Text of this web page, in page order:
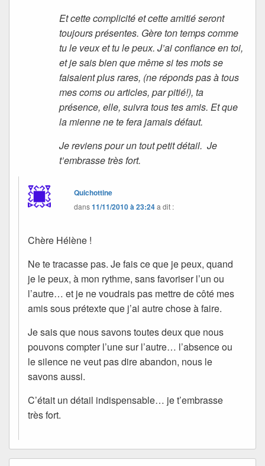
Et cette complicité et cette amitié seront
toujours présentes. Gère ton temps comme
tu le veux et tu le peux. J’ai confiance en toi,
et je sais bien que même si tes mots se
faisaient plus rares, (ne réponds pas à tous
mes coms ou articles, par pitié!), ta
présence, elle, suivra tous tes amis. Et que
la mienne ne te fera jamais défaut.
Je reviens pour un tout petit détail. Je
t’embrasse très fort.
Quichottine
dans11/11/2010 à 23:24a dit :
Chère Hélène !
Ne te tracasse pas. Je fais ce que je peux, quand
je le peux, à mon rythme, sans favoriser l’un ou
l’autre… et je ne voudrais pas mettre de côté mes
amis sous prétexte que j’ai autre chose à faire.
Je sais que nous savons toutes deux que nous
pouvons compter l’une sur l’autre… l’absence ou
le silence ne veut pas dire abandon, nous le
savons aussi.
C’était un détail indispensable… je t’embrasse
très fort.